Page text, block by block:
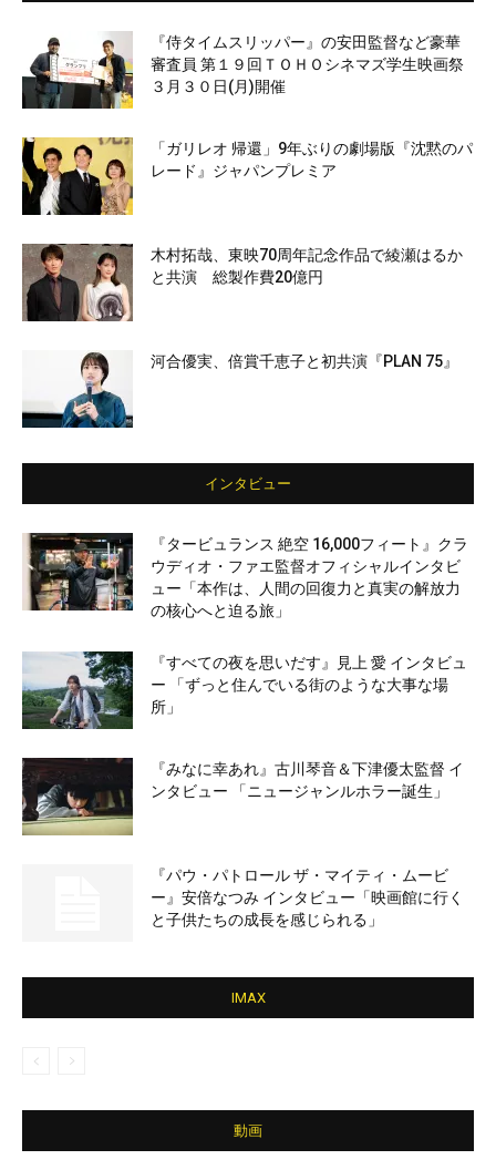
『侍タイムスリッパー』の安田監督など豪華
審査員 第１９回ＴＯＨＯシネマズ学生映画祭
３月３０日(月)開催
「ガリレオ 帰還」9年ぶりの劇場版『沈黙のパ
レード』ジャパンプレミア
木村拓哉、東映70周年記念作品で綾瀬はるか
と共演 総製作費20億円
河合優実、倍賞千恵子と初共演『PLAN 75』
インタビュー
『タービュランス 絶空 16,000フィート』クラ
ウディオ・ファエ監督オフィシャルインタビ
ュー「本作は、人間の回復力と真実の解放力
の核心へと迫る旅」
『すべての夜を思いだす』見上 愛 インタビュ
ー 「ずっと住んでいる街のような大事な場
所」
『みなに幸あれ』古川琴音＆下津優太監督 イ
ンタビュー 「ニュージャンルホラー誕生」
『パウ・パトロール ザ・マイティ・ムービ
ー』安倍なつみ インタビュー「映画館に行く
と子供たちの成長を感じられる」
IMAX
動画